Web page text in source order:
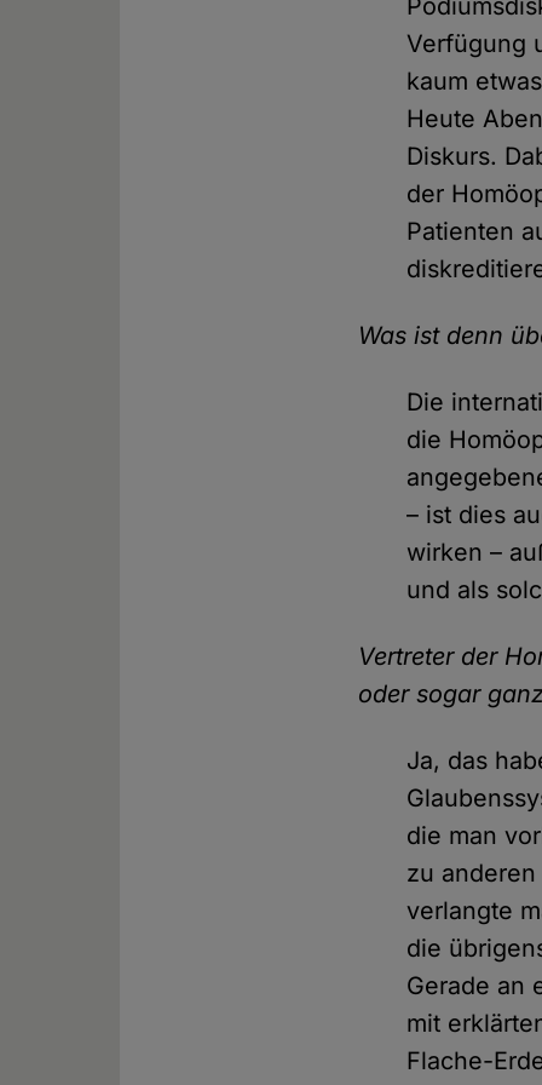
Verfügung
kaum
Heute
Diskurs.
der
Patienten
Was ist denn
Die
die
– ist dies
wirken –
und als
Vertreter der
oder sogar
Ja, das
die man
zu
verlangte
die
Gerade an
mit
Flache-